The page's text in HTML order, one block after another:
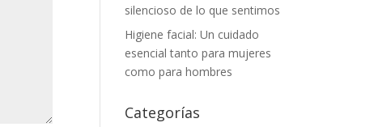
silencioso de lo que sentimos
Higiene facial: Un cuidado
esencial tanto para mujeres
como para hombres
Categorías